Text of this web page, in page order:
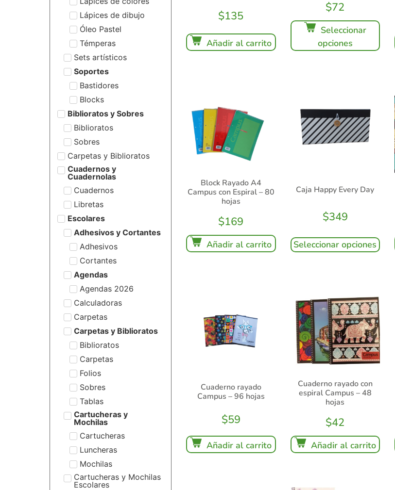
Lápices de dibujo
Óleo Pastel
Témperas
Sets artísticos
Soportes
Bastidores
Blocks
Biblioratos y Sobres
Biblioratos
Sobres
Carpetas y Biblioratos
Cuadernos y
Cuadernolas
Cuadernos
Libretas
Escolares
Adhesivos y Cortantes
Adhesivos
Cortantes
Agendas
Agendas 2026
Calculadoras
Carpetas
Carpetas y Biblioratos
Biblioratos
Carpetas
Folios
Sobres
Tablas
Cartucheras y
Mochilas
Cartucheras
Luncheras
Mochilas
Cartucheras y Mochilas
Escolares
$135
Añadir al carrito
$72
Seleccionar
opciones
Block Rayado A4
Campus con Espiral – 80
hojas
$169
Añadir al carrito
Caja Happy Every Day
$349
Seleccionar opciones
Cuaderno rayado
Campus – 96 hojas
$59
Añadir al carrito
Cuaderno rayado con
espiral Campus – 48
hojas
$42
Añadir al carrito